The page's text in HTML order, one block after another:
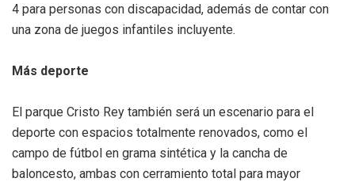
4 para personas con discapacidad, además de contar con
una zona de juegos infantiles incluyente.
Más deporte
El parque Cristo Rey también será un escenario para el
deporte con espacios totalmente renovados, como el
campo de fútbol en grama sintética y la cancha de
baloncesto, ambas con cerramiento total para mayor